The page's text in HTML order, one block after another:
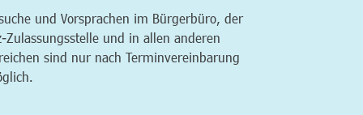
und Vorsprachen im Bürgerbüro, der
Zulassungsstelle und in allen anderen
sind nur nach Terminvereinbarung